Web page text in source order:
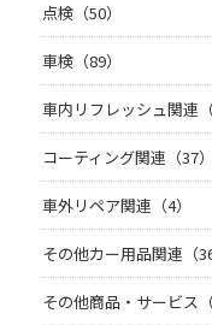
点検（50）
車検（89）
車内リフレッシュ関連（
コーティング関連（37）
車外リペア関連（4）
その他カー用品関連（36
その他商品・サービス（